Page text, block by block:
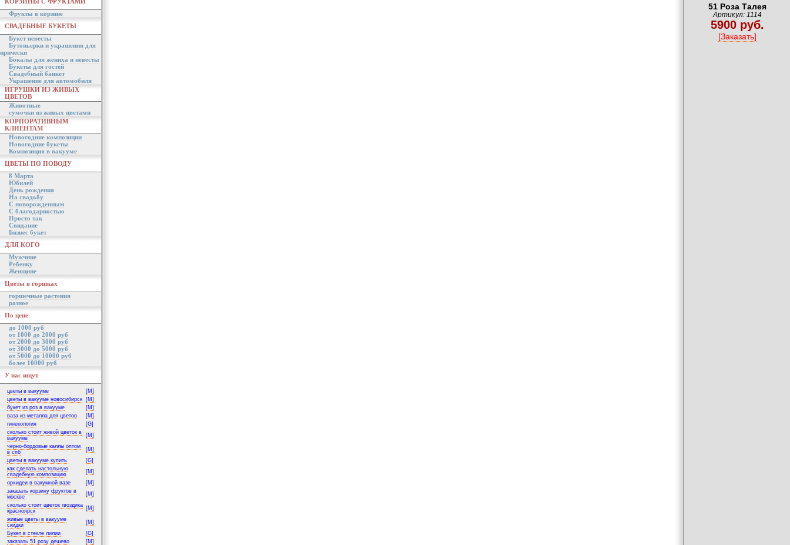
Фрукты в корзине
СВАДЕБНЫЕ БУКЕТЫ
Букет невесты
Бутоньерки и украшения для
прически
Бокалы для жениха и невесты
Букеты для гостей
Свадебный банкет
Украшение для автомобиля
ИГРУШКИ ИЗ ЖИВЫХ
ЦВЕТОВ
Животные
сумочки из живых цветами
КОРПОРАТИВНЫМ
КЛИЕНТАМ
Новогодние композиции
Новогодние букеты
Композиция в вакууме
ЦВЕТЫ ПО ПОВОДУ
8 Марта
Юбилей
День рождения
На свадьбу
С новорожденным
С благодарностью
Просто так
Свидание
Бизнес букет
ДЛЯ КОГО
Мужчине
Ребенку
Женщине
Цветы в горшках
горшечные растения
разное
По цене
до 1000 руб
от 1000 до 2000 руб
от 2000 до 3000 руб
от 3000 до 5000 руб
от 5000 до 10000 руб
более 10000 руб
У нас ищут
цветы в вакууме
[M]
цветы в вакууме новосибирск
[M]
букет из роз в вакууме
[M]
ваза из металла для цветов
[M]
гинекология
[G]
сколько стоит живой цветок в
вакууме
[M]
чёрно-бордовые каллы оптом
в спб
[M]
цветы в вакууме купить
[G]
как сделать настольную
свадебную композицию
[M]
орхидеи в вакумной вазе
[M]
заказать корзину фруктов в
москве
[M]
сколько стоит цветок гвоздика
красноярск
[M]
живые цветы в вакууме
скидки
[M]
Букет в стекле лилии
[G]
заказать 51 розу дешево
[M]
51 Роза Талея
Артикул: 1114
5900 руб.
[Заказать]